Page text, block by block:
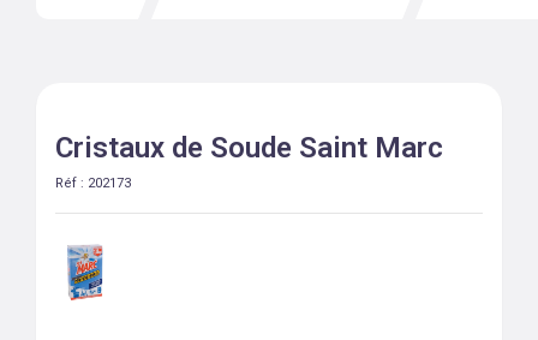
Cristaux de Soude Saint Marc
Réf : 202173